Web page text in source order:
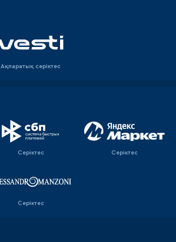
Ақпаратық серiктес
Серіктес Серіктес
Серіктес